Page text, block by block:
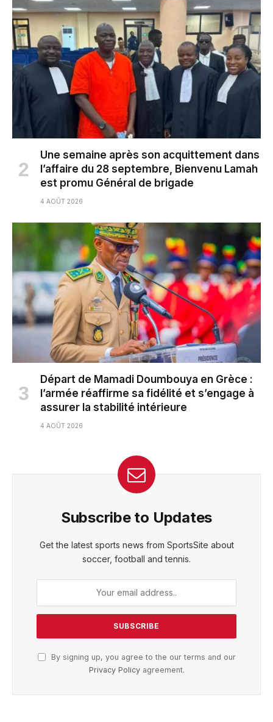
Une semaine après son acquittement dans
l’affaire du 28 septembre, Bienvenu Lamah
est promu Général de brigade
4 AOÛT 2026
Départ de Mamadi Doumbouya en Grèce :
l’armée réaffirme sa fidélité et s’engage à
assurer la stabilité intérieure
4 AOÛT 2026
Subscribe to Updates
Get the latest sports news from SportsSite about
soccer, football and tennis.
By signing up, you agree to the our terms and our
Privacy Policyagreement.